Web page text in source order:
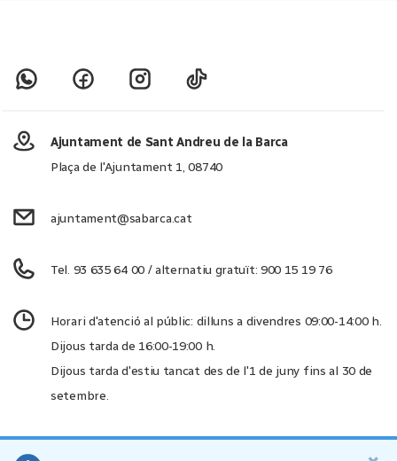
Ajuntament de Sant Andreu de la Barca
Plaça de l'Ajuntament 1, 08740
ajuntament@sabarca.cat
Tel. 93 635 64 00 / alternatiu gratuït: 900 15 19 76
Horari d'atenció al públic: dilluns a divendres 09:00-14:00 h.
Dijous tarda de 16:00-19:00 h.
Dijous tarda d'estiu tancat des de l'1 de juny fins al 30 de
setembre.